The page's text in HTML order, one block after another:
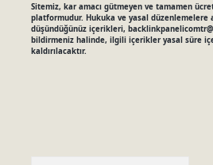
Sitemiz, kar amacı gütmeyen ve tamamen
platformudur. Hukuka ve yasal düzenlemelere
düşündüğünüz içerikleri,
bildirmeniz halinde, ilgili içerikler yasal süre
kaldırılacaktır.